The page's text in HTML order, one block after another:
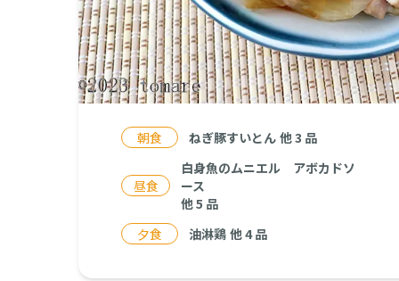
朝食 ねぎ豚すいとん 他3 品
昼食
白身魚のムニエル アボカドソ
ース
他5 品
夕食
油淋鶏 他4品